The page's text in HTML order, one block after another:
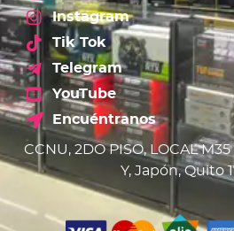
Instagram
Tik Tok
Telegram
YouTube
Encuéntranos
CCNU, 2DO PISO, LOCAL
Y, Japón, Quito